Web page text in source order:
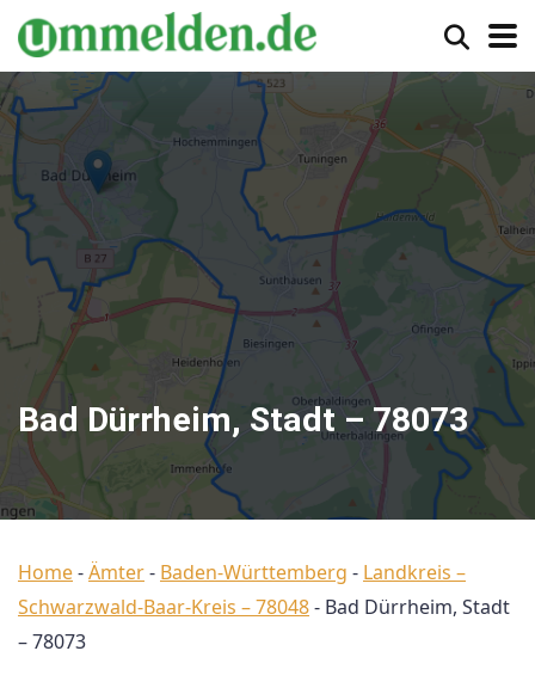
Bad Dürrheim, Stadt – 78073
Home-Ämter- Baden-Württemberg - Landkreis –
Schwarzwald-Baar-Kreis – 78048- Bad Dürrheim, Stadt
– 78073